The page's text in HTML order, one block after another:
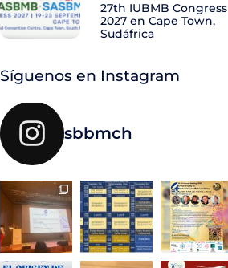
27th IUBMB Congress
2027 en Cape Town,
Sudáfrica
Síguenos en Instagram
sbbmch